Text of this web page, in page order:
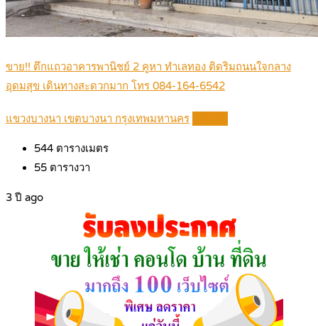
ขาย!! ตึกแถวอาคารพานิชย์ 2 คูหา ทำเลทอง ติดริมถนนใจกลาง
อุดมสุข เดินทางสะดวกมาก โทร 084-164-6542
แขวงบางนา เขตบางนา กรุงเทพมหานคร
544 ตารางเมตร
55 ตารางวา
3 ปี ago